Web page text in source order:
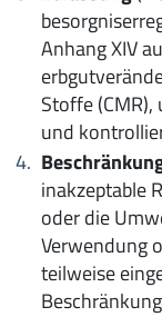
Anhang XIV
Stoffe
und
inakzeptable
oder die
Verwendung
teilweise